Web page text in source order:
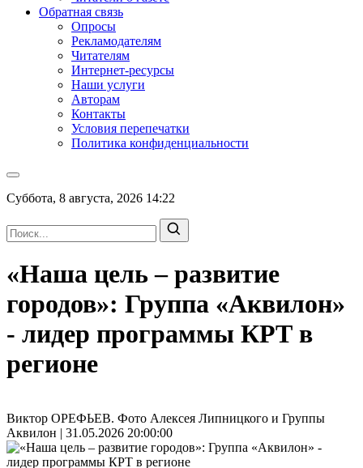
Обратная связь
Опросы
Рекламодателям
Читателям
Интернет-ресурсы
Наши услуги
Авторам
Контакты
Условия перепечатки
Политика конфиденциальности
Суббота, 8 августа, 2026 14:22
«Наша цель – развитие
городов»: Группа «Аквилон»
- лидер программы КРТ в
регионе
Виктор ОРЕФЬЕВ. Фото Алексея Липницкого и Группы
Аквилон | 31.05.2026 20:00:00